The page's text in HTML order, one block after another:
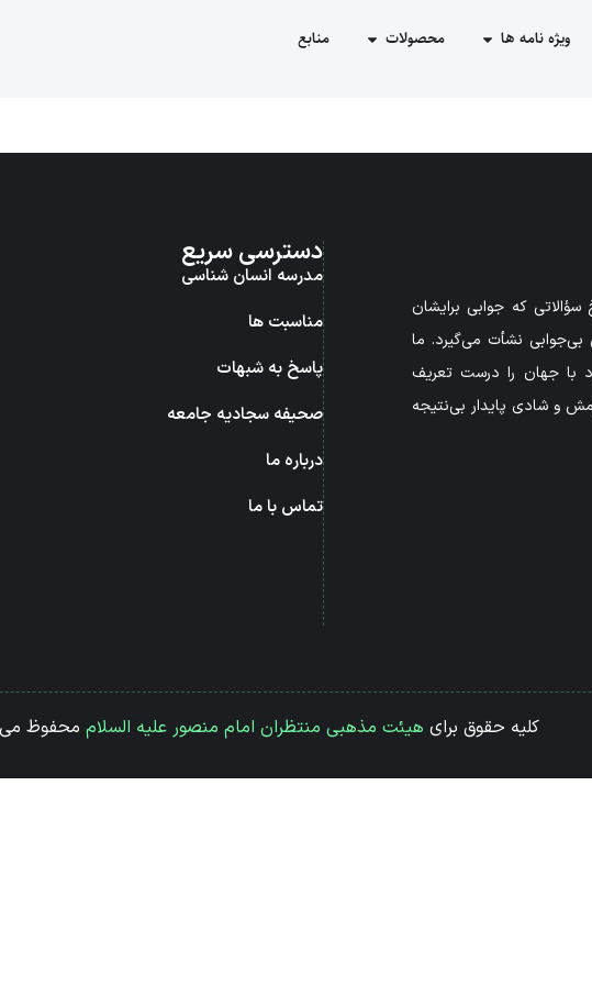
ویژه نامه ها محصولات منابع
که جوابی برایشان
بی‌جوابی نشأت می‌گیرد. ما
با جهان را درست تعریف
و شادی پایدار بی‌نتیجه
دسترسی سریع
مدرسه انسان شناسی
مناسبت ها
پاسخ به شبهات
صحیفه سجادیه جامعه
درباره ما
تماس با ما
کلیه حقوق برای هیئت مذهبی منتظران امام منصور علیه السلام محفوظ